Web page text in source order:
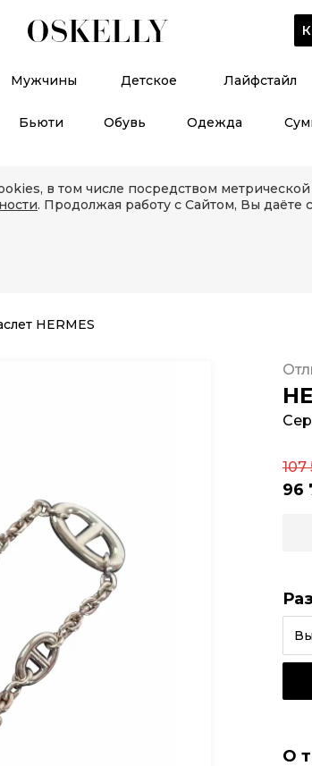
Мужчины Детское Лайфстайл
Бьюти Обувь Одежда
в том числе посредством
. Продолжая работу с Сайтом, Вы даёте
HERMES
96
107
О